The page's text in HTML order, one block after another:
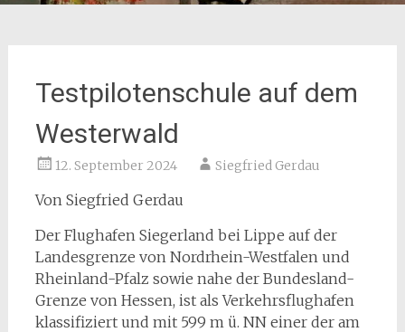
Testpilotenschule auf dem
Westerwald
12. September 2024 Siegfried Gerdau
Von Siegfried Gerdau
Der Flughafen Siegerland bei Lippe auf der
Landesgrenze von Nordrhein-Westfalen und
Rheinland-Pfalz sowie nahe der Bundesland-
Grenze von Hessen, ist als Verkehrsflughafen
klassifiziert und mit 599 m ü. NN einer der am